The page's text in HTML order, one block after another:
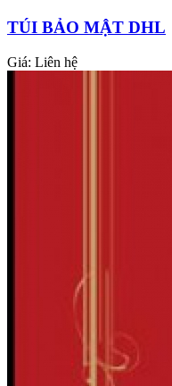
TÚI BẢO MẬT DHL
Giá: Liên hệ